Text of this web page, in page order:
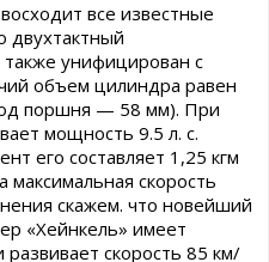
все известные
двухтактный
унифицирован с
объем цилиндра равен
поршня — 58 мм). При
мощность 9.5 л. с.
его составляет 1,25 кгм
скорость
скажем. что новейший
«Хейнкель» имеет
скорость 85 км/